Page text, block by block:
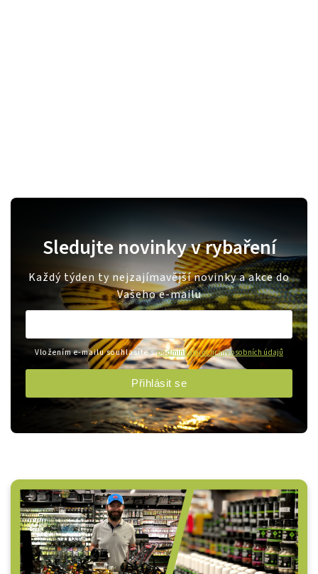
Sledujte novinky v rybaření
Každý týden ty nejzajímavější novinky a akce do
Vašeho e-mailu
Vložením e-mailu souhlasíte spodmínkami ochrany osobních údajů
Přihlásit se